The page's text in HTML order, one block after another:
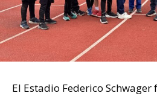
El Estadio Federico